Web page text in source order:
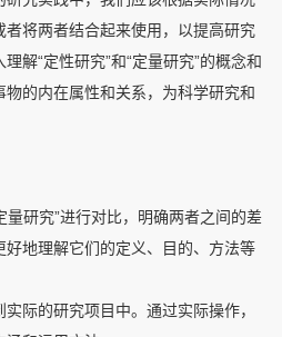
将两者结合起来使用，以提高研究
解“定性研究”和“定量研究”的概念和
的内在属性和关系，为科学研究和
量研究”进行对比，明确两者之间的差
地理解它们的定义、目的、方法等
际的研究项目中。通过实际操作，